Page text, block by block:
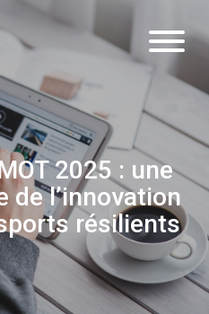
2025 : une
de l’innovation
résilients